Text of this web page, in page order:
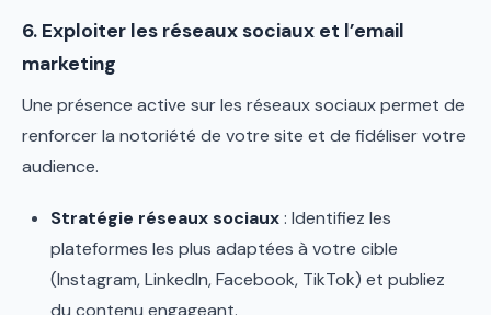
6. Exploiter les réseaux sociaux et l’email
marketing
Une présence active sur les réseaux sociaux permet de
renforcer la notoriété de votre site et de fidéliser votre
audience.
Stratégie réseaux sociaux: Identifiez les
plateformes les plus adaptées à votre cible
(Instagram, LinkedIn, Facebook, TikTok) et publiez
du contenu engageant.